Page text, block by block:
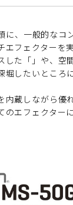
に、一般的な
フェクターを実
した「」や、空
堀したいところ
内蔵しながら優
のエフェクター